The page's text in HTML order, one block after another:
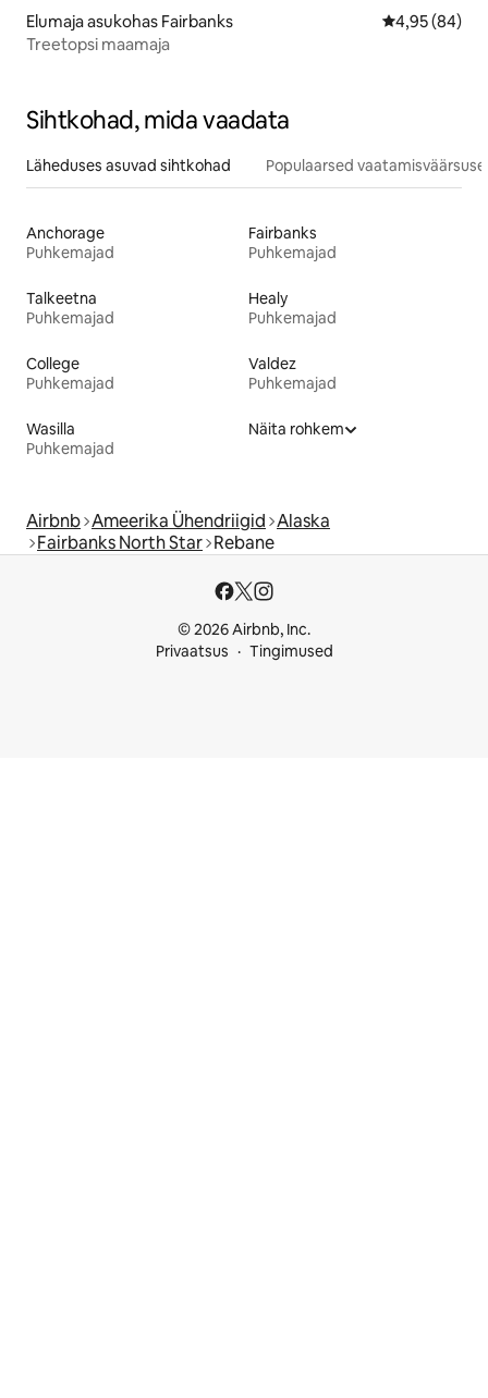
Elumaja asukohas Fairbanks Keskmine
4,95 (84)
Treetopsi maamaja
Sihtkohad, mida vaadata
Läheduses asuvad sihtkohad Populaarsed
Anchorage
Puhkemajad
Fairbanks
Puhkemajad
Talkeetna
Puhkemajad
Healy
Puhkemajad
College
Puhkemajad
Valdez
Puhkemajad
Wasilla
Puhkemajad
Näita rohkem
Airbnb Ameerika Ühendriigid Alaska
Fairbanks North Star Rebane
© 2026 Airbnb, Inc.
Privaatsus
Tingimused